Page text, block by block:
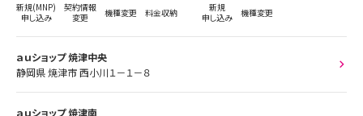
新規(MNP)
申し込み
契約情報
変更
機種変更 料金収納
新規
申し込み
機種変更
ａｕショップ 焼津中央
静岡県 焼津市 西小川１－１－８
ａｕショップ 焼津南